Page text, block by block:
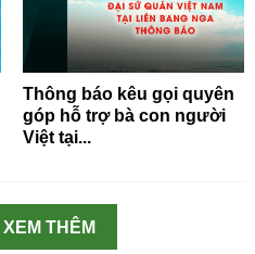
Thông báo kêu gọi quyên
góp hỗ trợ bà con người
Việt tại...
THÊM